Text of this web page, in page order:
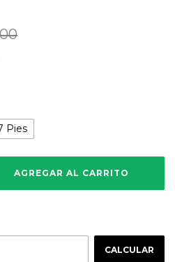
Pies
CALCULAR